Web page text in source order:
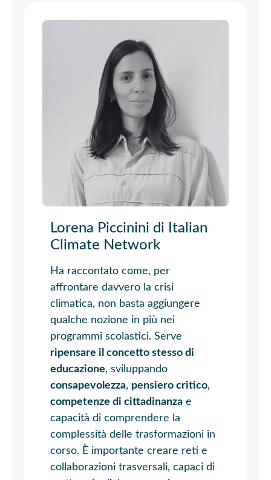
Lorena Piccinini di Italian
Climate Network
Ha raccontato come, per
affrontare davvero la crisi
climatica, non basta aggiungere
qualche nozione in più nei
programmi scolastici. Serve
ripensare il concetto stesso di
educazione, sviluppando
consapevolezza, pensiero critico,
competenze di cittadinanzae
capacità di comprendere la
complessità delle trasformazioni in
corso. È importante creare reti e
collaborazioni trasversali, capaci di